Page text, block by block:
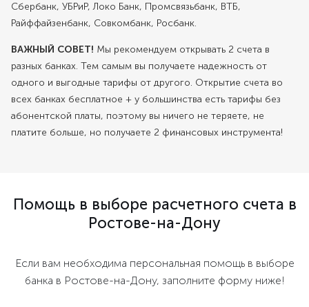
Сбербанк, УБРиР, Локо Банк, Промсвязьбанк, ВТБ,
Райффайзенбанк, Совкомбанк, Росбанк.
ВАЖНЫЙ СОВЕТ! Мы рекомендуем открывать 2 счета в
разных банках. Тем самым вы получаете надежность от
одного и выгодные тарифы от другого. Открытие счета во
всех банках бесплатное + у большинства есть тарифы без
абонентской платы, поэтому вы ничего не теряете, не
платите больше, но получаете 2 финансовых инструмента!
Помощь в выборе расчетного счета в
Ростове-на-Дону
Если вам необходима персональная помощь в выборе
банка в Ростове-на-Дону, заполните форму ниже!